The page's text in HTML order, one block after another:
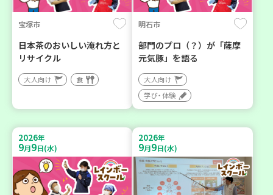
宝塚市
日本茶のおいしい淹れ方と
リサイクル
大人向け 食
明石市
部門のプロ（？）が「薩摩
元気豚」を語る
大人向け
学び・体験
2026年
9月9日(水)
2026年
9月9日(水)